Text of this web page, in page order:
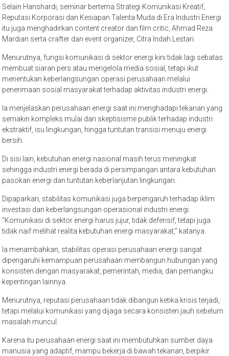
Selain Hanshardi, seminar bertema Strategi Komunikasi Kreatif,
Reputasi Korporasi dan Kesiapan Talenta Muda di Era Industri Energi
itu juga menghadirkan content creator dan film critic, Ahmad Reza
Mardian serta crafter dan event organizer, Citra Indah Lestari.
Menurutnya, fungsi komunikasi di sektor energi kini tidak lagi sebatas
membuat siaran pers atau mengelola media sosial, tetapi ikut
menentukan keberlangsungan operasi perusahaan melalui
penerimaan sosial masyarakat terhadap aktivitas industri energi.
Ia menjelaskan perusahaan energi saat ini menghadapi tekanan yang
semakin kompleks mulai dari skeptisisme publik terhadap industri
ekstraktif, isu lingkungan, hingga tuntutan transisi menuju energi
bersih.
Di sisi lain, kebutuhan energi nasional masih terus meningkat
sehingga industri energi berada di persimpangan antara kebutuhan
pasokan energi dan tuntutan keberlanjutan lingkungan.
Dipaparkan, stabilitas komunikasi juga berpengaruh terhadap iklim
investasi dan keberlangsungan operasional industri energi.
“Komunikasi di sektor energi harus jujur, tidak defensif, tetapi juga
tidak naif melihat realita kebutuhan energi masyarakat,” katanya.
Ia menambahkan, stabilitas operasi perusahaan energi sangat
dipengaruhi kemampuan perusahaan membangun hubungan yang
konsisten dengan masyarakat, pemerintah, media, dan pemangku
kepentingan lainnya.
Menurutnya, reputasi perusahaan tidak dibangun ketika krisis terjadi,
tetapi melalui komunikasi yang dijaga secara konsisten jauh sebelum
masalah muncul.
Karena itu perusahaan energi saat ini membutuhkan sumber daya
manusia yang adaptif, mampu bekerja di bawah tekanan, berpikir